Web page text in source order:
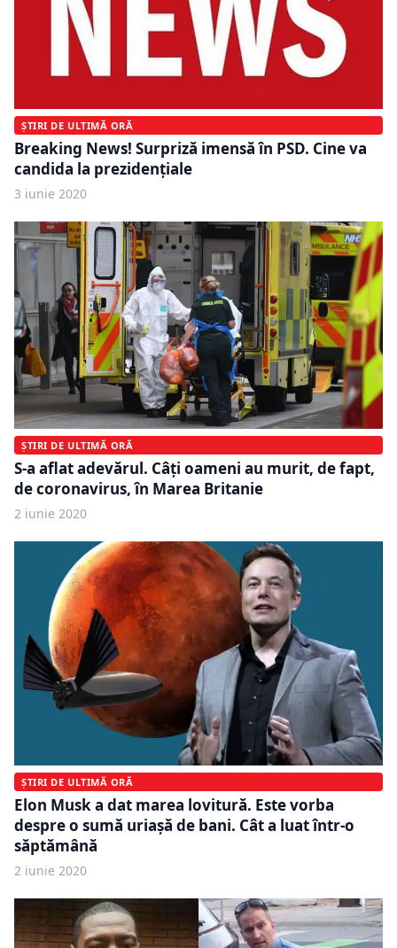
ȘTIRI DE ULTIMĂ ORĂ
Breaking News! Surpriză imensă în PSD. Cine va
candida la prezidenţiale
3 iunie 2020
ȘTIRI DE ULTIMĂ ORĂ
S-a aflat adevărul. Câți oameni au murit, de fapt,
de coronavirus, în Marea Britanie
2 iunie 2020
ȘTIRI DE ULTIMĂ ORĂ
Elon Musk a dat marea lovitură. Este vorba
despre o sumă uriașă de bani. Cât a luat într-o
săptămână
2 iunie 2020